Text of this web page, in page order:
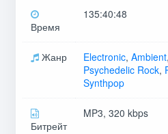
Время
135:40:48
Жанр Electronic, Ambient,
Psychedelic Rock,
Synthpop
Битрейт
MP3, 320 kbps